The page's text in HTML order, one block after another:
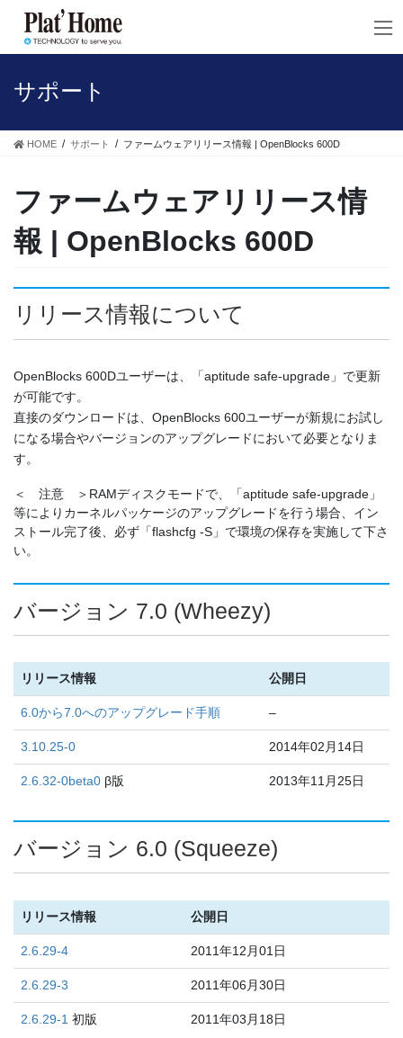
サポート
HOME サポート ファームウェアリリース情報 | OpenBlocks 600D
ファームウェアリリース情
報 | OpenBlocks 600D
リリース情報について
OpenBlocks 600Dユーザーは、「aptitude safe-upgrade」で更新
が可能です。
直接のダウンロードは、OpenBlocks 600ユーザーが新規にお試し
になる場合やバージョンのアップグレードにおいて必要となりま
す。
＜ 注意 ＞RAMディスクモードで、「aptitude safe-upgrade」
等によりカーネルパッケージのアップグレードを行う場合、イン
ストール完了後、必ず「flashcfg -S」で環境の保存を実施して下さ
い。
バージョン 7.0 (Wheezy)
リリース情報 公開日
6.0から7.0へのアップグレード手順 –
3.10.25-0 2014年02月14日
2.6.32-0beta0 β版 2013年11月25日
バージョン 6.0 (Squeeze)
リリース情報 公開日
2.6.29-4 2011年12月01日
2.6.29-3 2011年06月30日
2.6.29-1 初版 2011年03月18日